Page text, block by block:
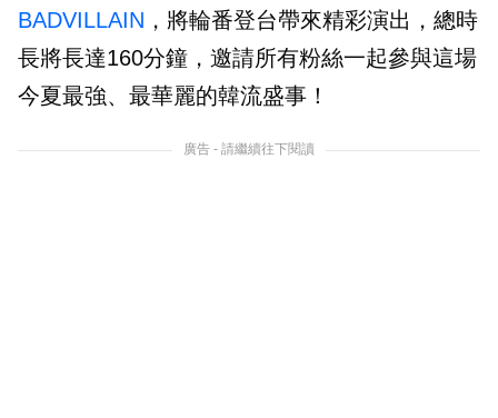
BADVILLAIN ，將輪番登台帶來精彩演出，總時
長將長達160分鐘，邀請所有粉絲一起參與這場
今夏最強、最華麗的韓流盛事！
廣告 - 請繼續往下閱讀